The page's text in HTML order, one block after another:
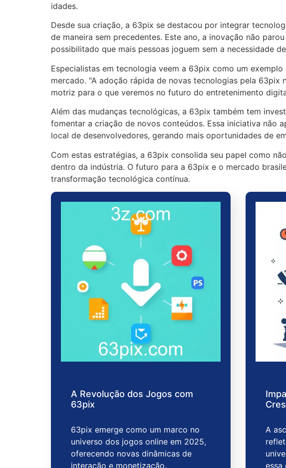
idades.
Desde sua criação, a 63pix se destacou por integrar
de maneira sem precedentes. Este ano, a inovação não
possibilitado que mais pessoas joguem sem a necessidade
Especialistas em tecnologia veem a 63pix como um
mercado. "A adoção rápida de novas tecnologias pela 63pix
motriz para o que veremos no futuro do entretenimento
Além das mudanças tecnológicas, a 63pix também tem
fomentar a criação de novos conteúdos. Essa iniciativa não
local de desenvolvedores, gerando mais oportunidades de
Com estas estratégias, a 63pix consolida seu papel como
dentro da indústria. O futuro para a 63pix e o mercado
transformação tecnológica contínua.
A Revolução dos Jogos com
63pix
63pix emerge como um marco no
universo dos jogos online em 2025,
oferecendo novas dinâmicas de
interação e monetização.
A
essa